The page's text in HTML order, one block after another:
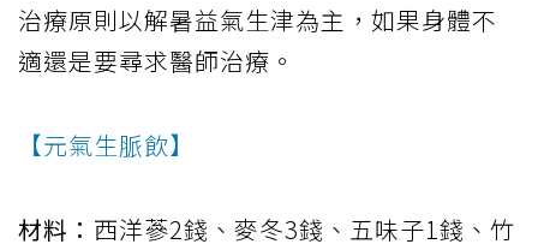
治療原則以解暑益氣生津為主，如果身體不
適還是要尋求醫師治療。
【元氣生脈飲】
材料： 西洋蔘2錢、麥冬3錢、五味子1錢、竹